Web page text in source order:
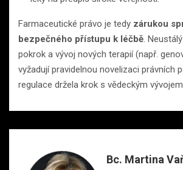
Farmaceutické právo je tedy zárukou
bezpečného přístupu k léčbě.
pokrok a vývoj nových terapií (např.
vyžadují pravidelnou novelizaci právních
regulace držela krok s vědeckým
Bc. Martina